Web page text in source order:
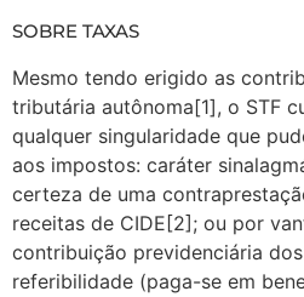
SOBRE TAXAS
Mesmo tendo erigido as
tributária autônoma[1], o STF
qualquer singularidade que
aos impostos: caráter
certeza de uma
receitas de CIDE[2]; ou por
contribuição previdenciária
referibilidade (paga-se em